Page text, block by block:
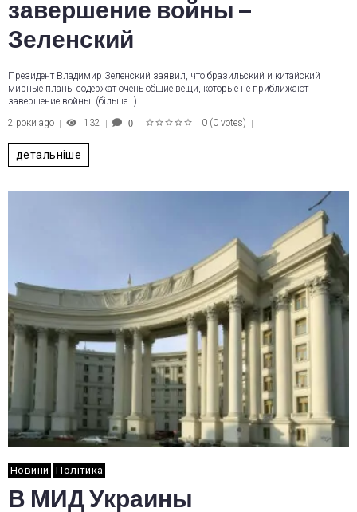
завершение войны –
Зеленский
Президент Владимир Зеленский заявил, что бразильский и китайский
мирные планы содержат очень общие вещи, которые не приближают
завершение войны. (більше…)
2 роки ago
132 0 0 (0 votes)
детальніше
Новини Політика
В МИД Украины